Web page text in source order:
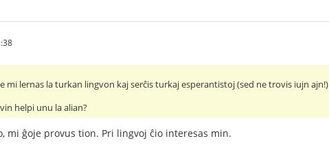
mi lernas la turkan lingvon kaj serĉis turkaj esperantistoj (sed ne trovis iujn ajn!)
helpi unu la alian?
mi ĝoje provus tion. Pri lingvoj ĉio interesas min.